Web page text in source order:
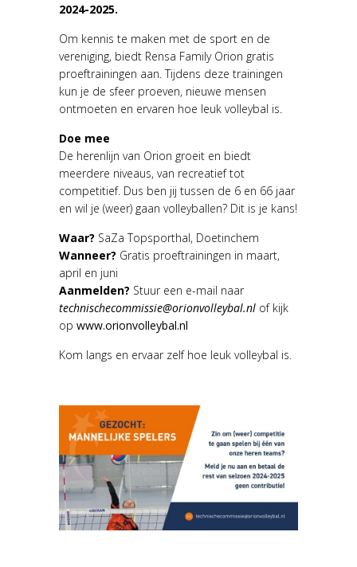
2024-2025.
Om kennis te maken met de sport en de
vereniging, biedt Rensa Family Orion gratis
proeftrainingen aan. Tijdens deze trainingen
kun je de sfeer proeven, nieuwe mensen
ontmoeten en ervaren hoe leuk volleybal is.
Doe mee
De herenlijn van Orion groeit en biedt
meerdere niveaus, van recreatief tot
competitief. Dus ben jij tussen de 6 en 66 jaar
en wil je (weer) gaan volleyballen? Dit is je kans!
Waar? SaZa Topsporthal, Doetinchem
Wanneer? Gratis proeftrainingen in maart,
april en juni
Aanmelden? Stuur een e-mail naar
technischecommissie@orionvolleybal.nl of kijk
op www.orionvolleybal.nl
Kom langs en ervaar zelf hoe leuk volleybal is.